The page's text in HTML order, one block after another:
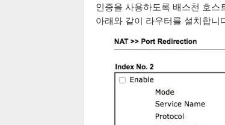
인증을 사용하도록 배스천 호스
아래와 같이 라우터를 설치합니